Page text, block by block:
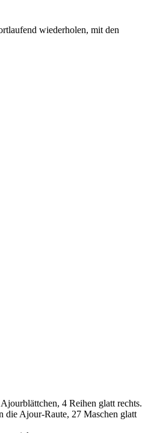
wiederholen, mit den
4 Reihen glatt rechts.
die Ajour-Raute, 27 Maschen glatt